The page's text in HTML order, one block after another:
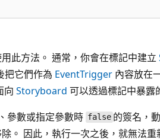
此方法。 通常，你會在標記中建立
把它們作為 EventTrigger 內容放在
向 Storyboard 可以透過標記中暴露
、參數或指定參數時 false的簽名，
。 因此，執行一次之後，就無法